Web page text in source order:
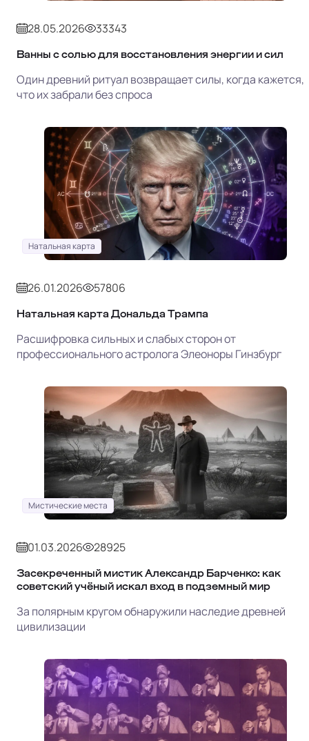
28.05.2026 33343
Ванны с солью для восстановления энергии и сил
Один древний ритуал возвращает силы, когда кажется,
что их забрали без спроса
Натальная карта
26.01.2026 57806
Натальная карта Дональда Трампа
Расшифровка сильных и слабых сторон от
профессионального астролога Элеоноры Гинзбург
Мистические места
01.03.2026 28925
Засекреченный мистик Александр Барченко: как
советский учёный искал вход в подземный мир
За полярным кругом обнаружили наследие древней
цивилизации